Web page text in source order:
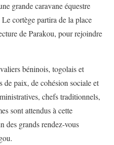
grande caravane équestre
cortège partira de la place
de Parakou, pour rejoindre
béninois, togolais et
de paix, de cohésion sociale et
chefs traditionnels,
sont attendus à cette
des grands rendez-vous